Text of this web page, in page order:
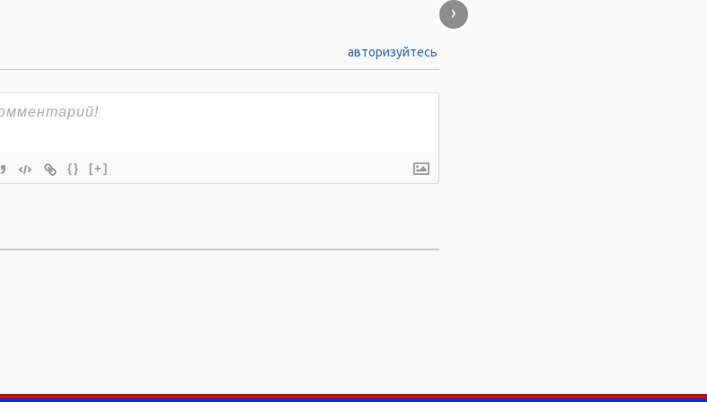
›
авторизуйтесь
{} [+]